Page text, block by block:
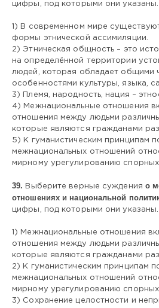
цифры, под которыми они указаны.
1) В современном мире
формы этнической ассимиляции.
2) Этническая общность – это
на определённой территории
людей, которая обладает общими
особенностями культуры, языка,
3) Племя, народность, нация –
4) Межнациональные отношения
отношения между людьми
которые являются гражданами
5) К гуманистическим принципам
межнациональных отношений
мирному урегулированию
39. Выберите верные сужденияо
отношениях и национальной
цифры, под которыми они указаны.
1) Межнациональные отношения
отношения между людьми
которые являются гражданами
2) К гуманистическим принципам
межнациональных отношений
мирному урегулированию
3) Сохранение целостности и